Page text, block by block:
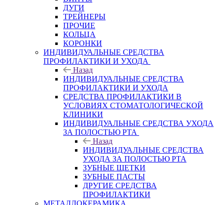
ДУГИ
ТРЕЙНЕРЫ
ПРОЧИЕ
КОЛЬЦА
КОРОНКИ
ИНДИВИДУАЛЬНЫЕ СРЕДСТВА
ПРОФИЛАКТИКИ И УХОДА
Назад
ИНДИВИДУАЛЬНЫЕ СРЕДСТВА
ПРОФИЛАКТИКИ И УХОДА
СРЕДСТВА ПРОФИЛАКТИКИ В
УСЛОВИЯХ СТОМАТОЛОГИЧЕСКОЙ
КЛИНИКИ
ИНДИВИДУАЛЬНЫЕ СРЕДСТВА УХОДА
ЗА ПОЛОСТЬЮ РТА
Назад
ИНДИВИДУАЛЬНЫЕ СРЕДСТВА
УХОДА ЗА ПОЛОСТЬЮ РТА
ЗУБНЫЕ ЩЕТКИ
ЗУБНЫЕ ПАСТЫ
ДРУГИЕ СРЕДСТВА
ПРОФИЛАКТИКИ
МЕТАЛЛОКЕРАМИКА